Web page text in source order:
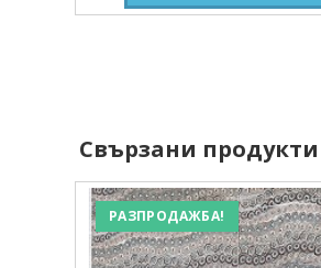
Свързани продукти
РАЗПРОДАЖБА!